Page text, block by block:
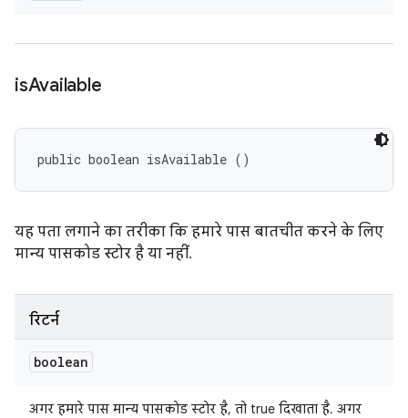
isAvailable
public boolean isAvailable ()
यह पता लगाने का तरीका कि हमारे पास बातचीत करने के लिए
मान्य पासकोड स्टोर है या नहीं.
रिटर्न
boolean
अगर हमारे पास मान्य पासकोड स्टोर है, तो true दिखाता है. अगर